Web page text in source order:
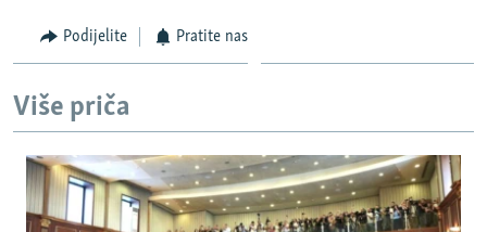
Podijelite Pratite nas
Više priča